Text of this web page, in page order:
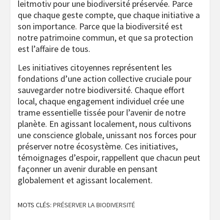
leitmotiv pour une biodiversité préservée. Parce
que chaque geste compte, que chaque initiative a
son importance. Parce que la biodiversité est
notre patrimoine commun, et que sa protection
est l’affaire de tous.
Les initiatives citoyennes représentent les
fondations d’une action collective cruciale pour
sauvegarder notre biodiversité. Chaque effort
local, chaque engagement individuel crée une
trame essentielle tissée pour l’avenir de notre
planète. En agissant localement, nous cultivons
une conscience globale, unissant nos forces pour
préserver notre écosystème. Ces initiatives,
témoignages d’espoir, rappellent que chacun peut
façonner un avenir durable en pensant
globalement et agissant localement.
MOTS CLÉS: PRÉSERVER LA BIODIVERSITÉ